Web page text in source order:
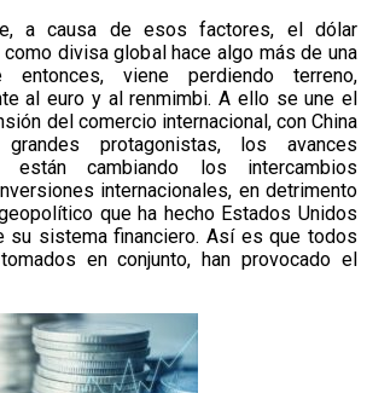
a causa de esos factores, el dólar
divisa global hace algo más de una
entonces, viene perdiendo terreno,
al euro y al renmimbi. A ello se une el
del comercio internacional, con China
protagonistas, los avances
están cambiando los intercambios
internacionales, en detrimento
que ha hecho Estados Unidos
su sistema financiero. Así es que todos
en conjunto, han provocado el